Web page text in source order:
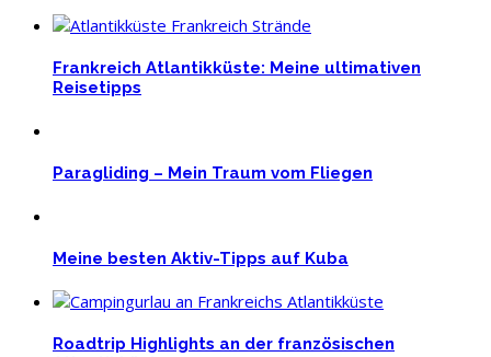
Frankreich Atlantikküste: Meine ultimativen
Reisetipps
Paragliding – Mein Traum vom Fliegen
Meine besten Aktiv-Tipps auf Kuba
Roadtrip Highlights an der französischen